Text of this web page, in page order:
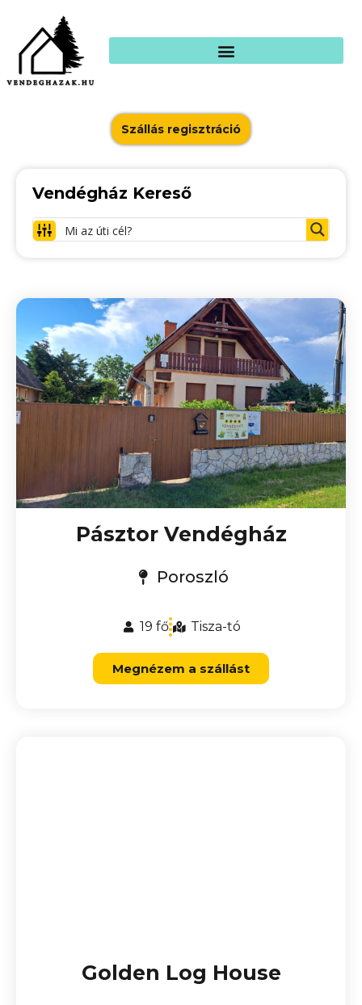
Szállás regisztráció
Vendégház Kereső
Pásztor Vendégház
Poroszló
19 fő Tisza-tó
Megnézem a szállást
Golden Log House